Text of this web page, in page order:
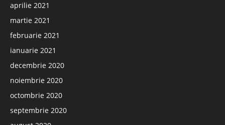
aprilie 2021
martie 2021
februarie 2021
ianuarie 2021
decembrie 2020
noiembrie 2020
octombrie 2020
septembrie 2020